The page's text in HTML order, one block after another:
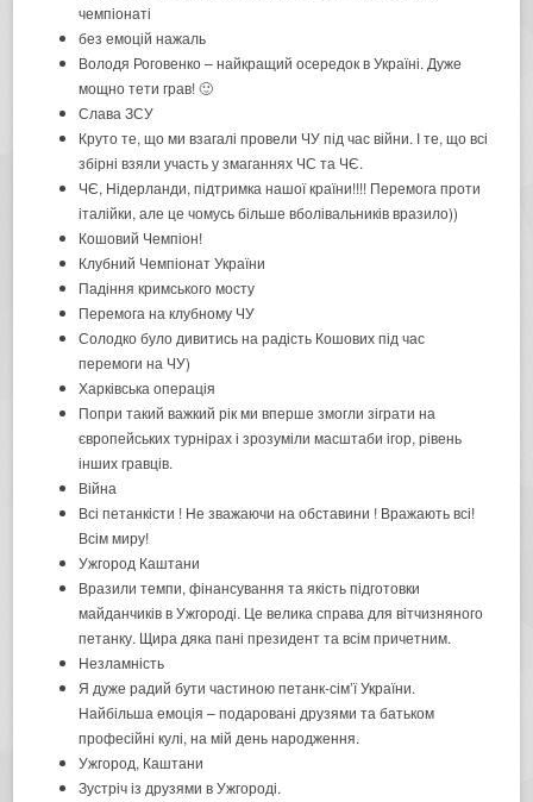
чемпіонаті
без емоцій нажаль
Володя Роговенко – найкращий осередок в Україні. Дуже
мощно тети грав! 🙂
Слава ЗСУ
Круто те, що ми взагалі провели ЧУ під час війни. І те, що всі
збірні взяли участь у змаганнях ЧС та ЧЄ.
ЧЄ, Нідерланди, підтримка нашої країни!!!! Перемога проти
італійки, але це чомусь більше вболівальників вразило))
Кошовий Чемпіон!
Клубний Чемпіонат України
Падіння кримського мосту
Перемога на клубному ЧУ
Солодко було дивитись на радість Кошових під час
перемоги на ЧУ)
Харківська операція
Попри такий важкий рік ми вперше змогли зіграти на
європейських турнірах і зрозуміли масштаби ігор, рівень
інших гравців.
Війна
Всі петанкісти ! Не зважаючи на обставини ! Вражають всі!
Всім миру!
Ужгород Каштани
Вразили темпи, фінансування та якість підготовки
майданчиків в Ужгороді. Це велика справа для вітчизняного
петанку. Щира дяка пані президент та всім причетним.
Незламність
Я дуже радий бути частиною петанк-сім’ї України.
Найбільша емоція – подаровані друзями та батьком
професійні кулі, на мій день народження.
Ужгород, Каштани
Зустріч із друзями в Ужгороді.